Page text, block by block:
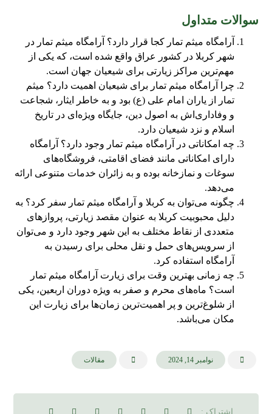
سوالات متداول
آرامگاه میثم تمار کجا قرار دارد؟ آرامگاه میثم تمار در
شهر کربلا در کشور عراق واقع شده است، که یکی از
مهم‌ترین مراکز زیارتی برای شیعیان جهان است.
چرا آرامگاه میثم تمار برای شیعیان اهمیت دارد؟ میثم
تمار از یاران امام علی (ع) بود و به خاطر ایثار، شجاعت
و وفاداری‌اش به اصول دین، جایگاه ویژه‌ای در تاریخ
اسلام و نزد شیعیان دارد.
چه امکاناتی در آرامگاه میثم تمار وجود دارد؟ آرامگاه
دارای امکاناتی مانند فضای اقامتی، فروشگاه‌های
سوغات و نمازخانه بوده و به زائران خدمات متنوعی ارائه
می‌دهد.
چگونه می‌توان به کربلا و آرامگاه میثم تمار سفر کرد؟ به
دلیل محبوبیت کربلا به عنوان مقصد زیارتی، پروازهای
متعددی از نقاط مختلف به این شهر وجود دارد و می‌توان
از سرویس‌های حمل و نقل محلی برای رسیدن به
آرامگاه استفاده کرد.
چه زمانی بهترین وقت برای زیارت آرامگاه میثم تمار
است؟ ماه‌های محرم و صفر به ویژه دوران اربعین، یکی
از شلوغ‌ترین و پر اهمیت‌ترین زمان‌ها برای زیارت این
مکان می‌باشد.
نوامبر 14, 2024 مقالات